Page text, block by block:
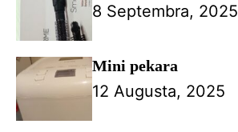
8 Septembra, 2025
Mini pekara
12 Augusta, 2025